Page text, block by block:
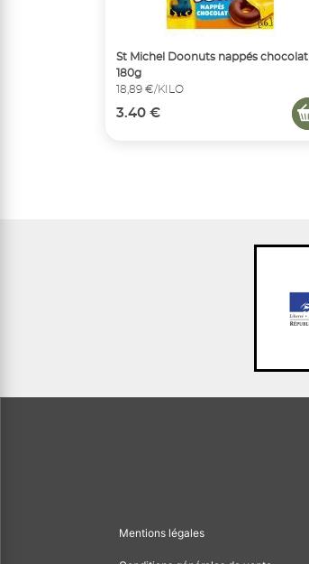
St Michel Doonuts nappés chocolat
180g
18,89 €/KILO
3.40 €
Mentions légales